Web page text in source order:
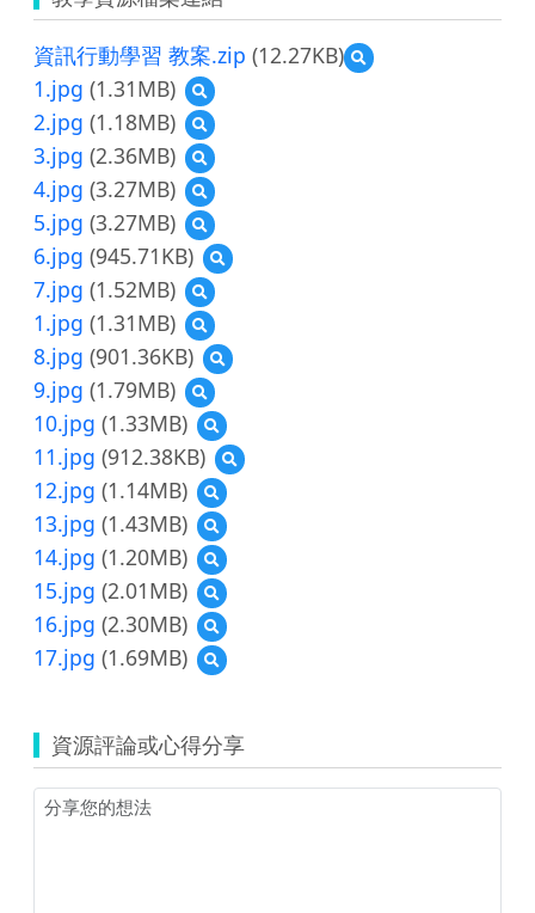
資訊行動學習 教案.zip (12.27KB)
預
覽
1.jpg (1.31MB)
預
覽
1.jpg
2.jpg (1.18MB)
預
覽
2.jpg
3.jpg (2.36MB)
預
覽
3.jpg
4.jpg (3.27MB)
預
覽
4.jpg
5.jpg (3.27MB)
預
覽
5.jpg
6.jpg (945.71KB)
預
覽
7.jpg (1.52MB)
預
覽
7.jpg
1.jpg (1.31MB)
預
覽
1.jpg
8.jpg (901.36KB)
預
覽
9.jpg (1.79MB)
預
覽
9.jpg
10.jpg (1.33MB)
預
覽
10.jpg
11.jpg (912.38KB)
預
覽
12.jpg (1.14MB)
預
覽
12.jpg
13.jpg (1.43MB)
預
覽
13.jpg
14.jpg (1.20MB)
預
覽
14.jpg
15.jpg (2.01MB)
預
覽
15.jpg
16.jpg (2.30MB)
預
覽
16.jpg
17.jpg (1.69MB)
預
覽
資源評論或心得分享